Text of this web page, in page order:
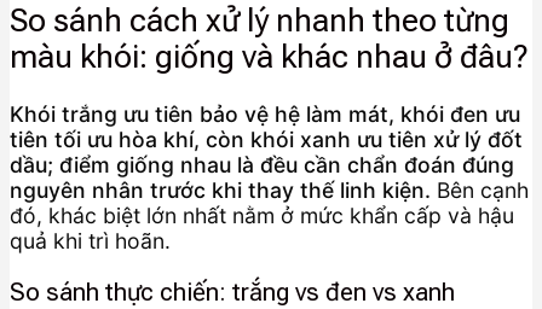
So sánh cách xử lý nhanh theo từng
màu khói: giống và khác nhau ở đâu?
Khói trắng ưu tiên bảo vệ hệ làm mát, khói đen ưu
tiên tối ưu hòa khí, còn khói xanh ưu tiên xử lý đốt
dầu; điểm giống nhau là đều cần chẩn đoán đúng
nguyên nhân trước khi thay thế linh kiện. Bên cạnh
đó, khác biệt lớn nhất nằm ở mức khẩn cấp và hậu
quả khi trì hoãn.
So sánh thực chiến: trắng vs đen vs xanh